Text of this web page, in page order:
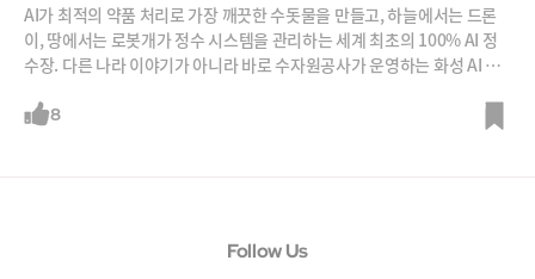
AI가 최적의 약품 처리로 가장 깨끗한 수돗물을 만들고, 하늘에서는 드론
이, 땅에서는 로봇개가 정수 시스템을 관리하는 세계 최초의 100% AI 정
수장. 다른 나라 이야기가 아니라 바로 수자원공사가 운영하는 화성 AI 정
마실 수 있을까요? 세계 최초로 물 분야 등대공장으로 선정된 화성 AI정수
8
Follow Us